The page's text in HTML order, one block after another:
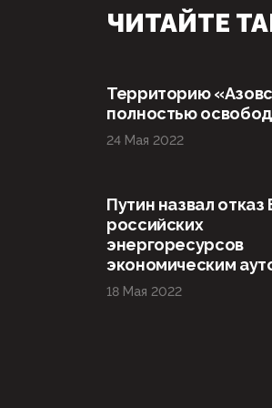
ЧИТАЙТЕ
Территорию
полностью
24 Мая 2022
Путин назвал отказ
российских
энергоресурсов
экономическим
18 Мая 2022